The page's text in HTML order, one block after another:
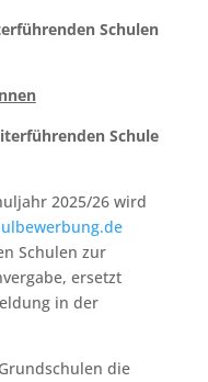
Schulen
Schule
2025/26 wird
Schulen zur
ersetzt
in der
die